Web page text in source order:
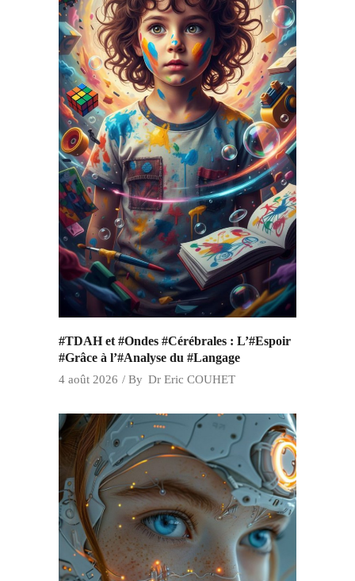
#TDAH et #Ondes #Cérébrales : L’#Espoir
#Grâce à l’#Analyse du #Langage
4 août 2026 By Dr Eric COUHET